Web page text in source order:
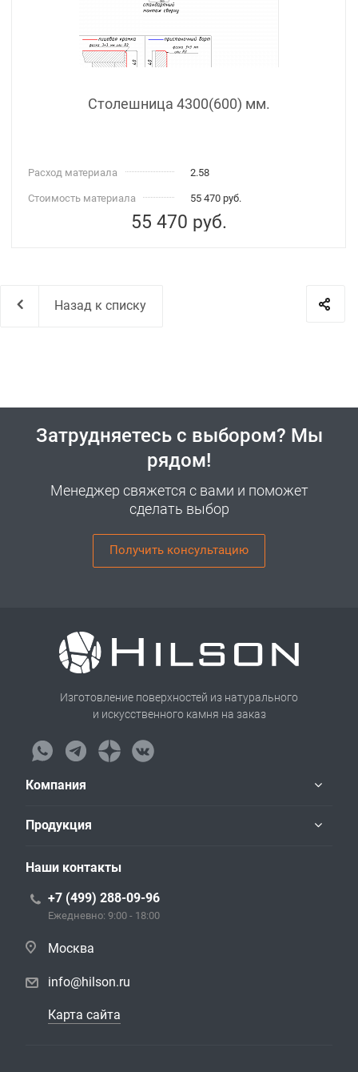
Столешница 4300(600) мм.
Расход материала 2.58
Стоимость материала 55 470 руб.
55 470 руб.
Назад к списку
Затрудняетесь с выбором? Мы
рядом!
Менеджер свяжется с вами и поможет
сделать выбор
Получить консультацию
Изготовление поверхностей из натурального
и искусственного камня на заказ
Компания
Продукция
Наши контакты
+7 (499) 288-09-96
Ежедневно: 9:00 - 18:00
Москва
info@hilson.ru
Карта сайта